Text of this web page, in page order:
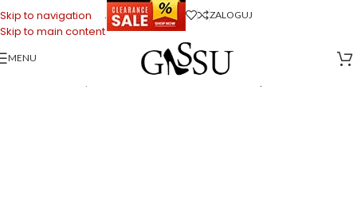
Skip to navigation
Skip to main content
. ZALOGUJ
MENU
Strona główna Sklep firmowy Gassu>Buty Damskie
Czółenka i szpilki